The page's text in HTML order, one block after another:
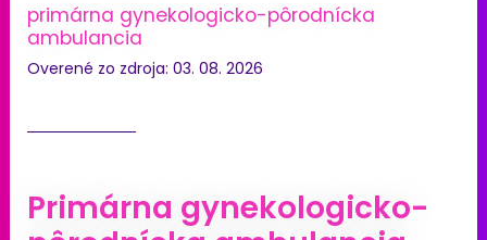
primárna gynekologicko-pôrodnícka
ambulancia
Overené zo zdroja: 03. 08. 2026
Primárna gynekologicko-